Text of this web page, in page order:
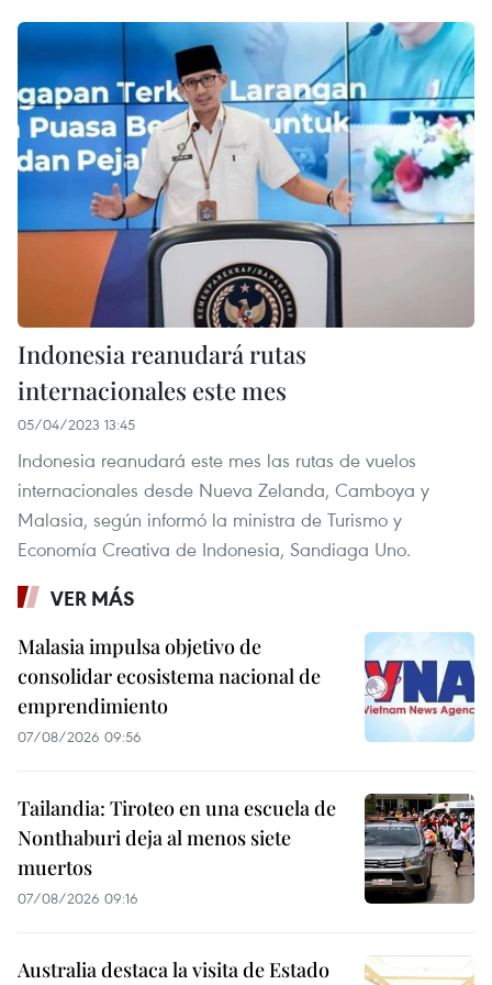
Indonesia reanudará rutas
internacionales este mes
05/04/2023 13:45
Indonesia reanudará este mes las rutas de vuelos
internacionales desde Nueva Zelanda, Camboya y
Malasia, según informó la ministra de Turismo y
Economía Creativa de Indonesia, Sandiaga Uno.
VER MÁS
Malasia impulsa objetivo de
consolidar ecosistema nacional de
emprendimiento
07/08/2026 09:56
Tailandia: Tiroteo en una escuela de
Nonthaburi deja al menos siete
muertos
07/08/2026 09:16
Australia destaca la visita de Estado